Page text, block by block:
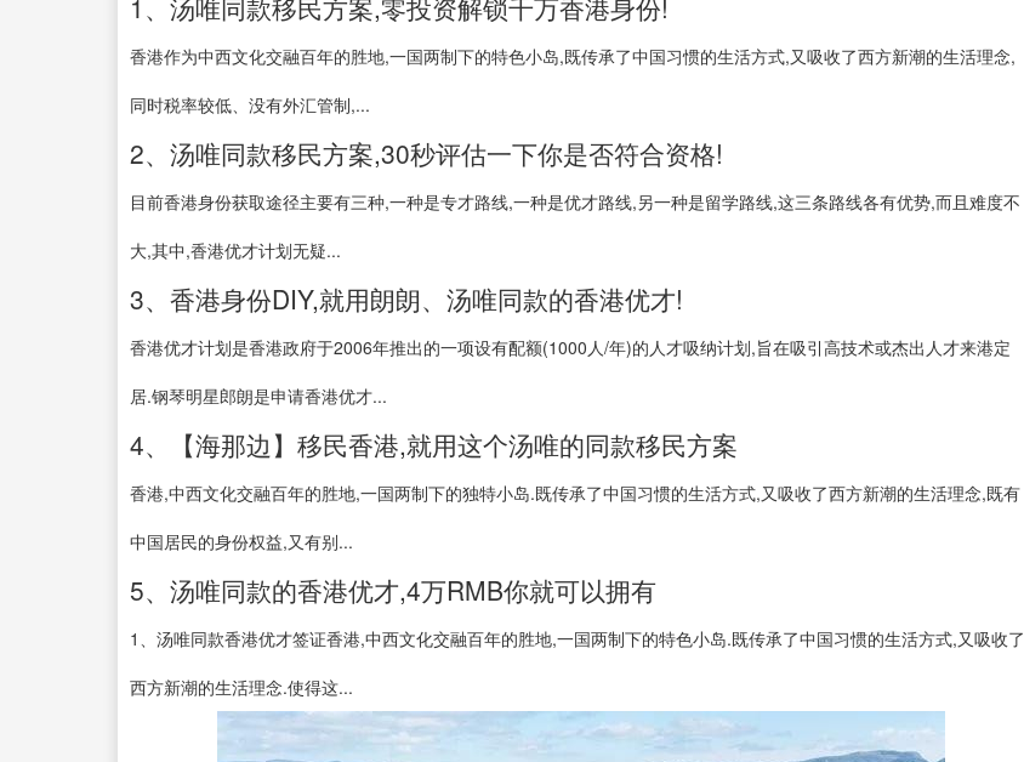
1、汤唯同款移民方案,零投资解锁千万香港身份!
香港作为中西文化交融百年的胜地,一国两制下的特色小岛,既传承了中国习惯的生活方式,又吸收了西方新潮的生活理念,
同时税率较低、没有外汇管制,...
2、汤唯同款移民方案,30秒评估一下你是否符合资格!
目前香港身份获取途径主要有三种,一种是专才路线,一种是优才路线,另一种是留学路线,这三条路线各有优势,而且难度不
大,其中,香港优才计划无疑...
3、香港身份DIY,就用朗朗、汤唯同款的香港优才!
香港优才计划是香港政府于2006年推出的一项设有配额(1000人/年)的人才吸纳计划,旨在吸引高技术或杰出人才来港定
居.钢琴明星郎朗是申请香港优才...
4、【海那边】移民香港,就用这个汤唯的同款移民方案
香港,中西文化交融百年的胜地,一国两制下的独特小岛.既传承了中国习惯的生活方式,又吸收了西方新潮的生活理念,既有
中国居民的身份权益,又有别...
5、汤唯同款的香港优才,4万RMB你就可以拥有
1、汤唯同款香港优才签证香港,中西文化交融百年的胜地,一国两制下的特色小岛.既传承了中国习惯的生活方式,又吸收了
西方新潮的生活理念.使得这...